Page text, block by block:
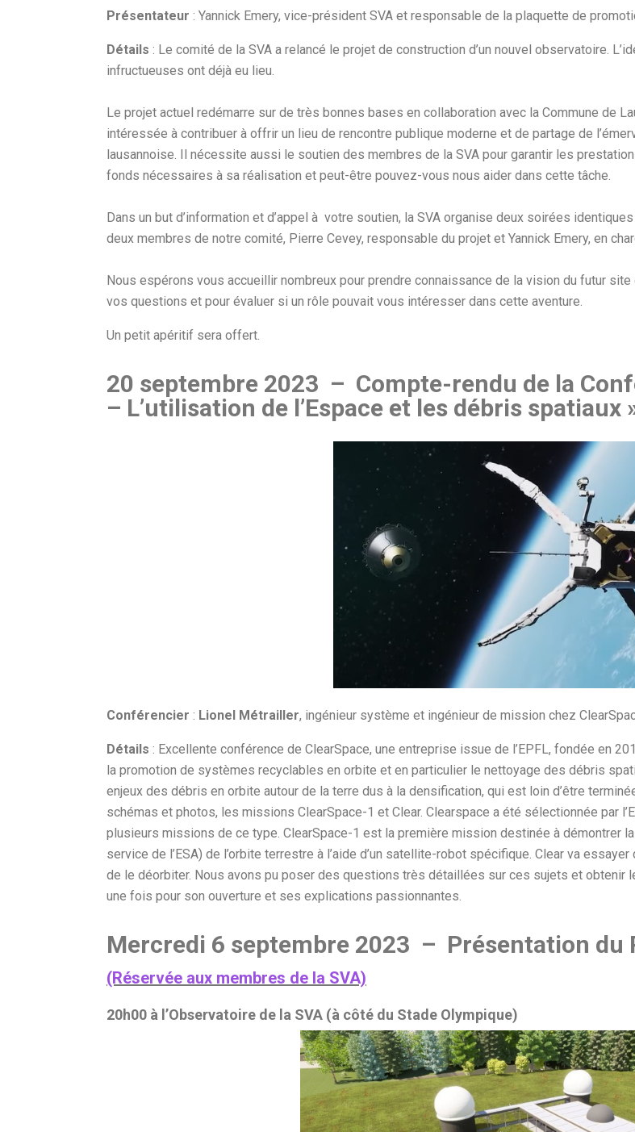
Présentateur : Yannick Emery, vice-président SVA et responsable de la plaquette de
Détails : Le comité de la SVA a relancé le projet de construction d’un nouvel observatoire.
infructueuses ont déjà eu lieu.
Le projet actuel redémarre sur de très bonnes bases en collaboration avec la Commune de
intéressée à contribuer à offrir un lieu de rencontre publique moderne et de partage de
lausannoise. Il nécessite aussi le soutien des membres de la SVA pour garantir les
fonds nécessaires à sa réalisation et peut-être pouvez-vous nous aider dans cette tâche.
Dans un but d’information et d’appel à votre soutien, la SVA organise deux soirées
deux membres de notre comité, Pierre Cevey, responsable du projet et Yannick Emery, en
Nous espérons vous accueillir nombreux pour prendre connaissance de la vision du futur
vos questions et pour évaluer si un rôle pouvait vous intéresser dans cette aventure.
Un petit apéritif sera offert.
20 septembre 2023 – Compte-rendu de la
– L’utilisation de l’Espace et les débris spatiaux
Conférencier : Lionel Métrailler, ingénieur système et ingénieur de mission chez
Détails : Excellente conférence de ClearSpace, une entreprise issue de l’EPFL, fondée en
la promotion de systèmes recyclables en orbite et en particulier le nettoyage des débris
enjeux des débris en orbite autour de la terre dus à la densification, qui est loin d’être
schémas et photos, les missions ClearSpace-1 et Clear. Clearspace a été sélectionnée par
plusieurs missions de ce type. ClearSpace-1 est la première mission destinée à démontrer
service de l’ESA) de l’orbite terrestre à l’aide d’un satellite-robot spécifique. Clear va
de le déorbiter. Nous avons pu poser des questions très détaillées sur ces sujets et obtenir
une fois pour son ouverture et ses explications passionnantes.
Mercredi 6 septembre 2023 – Présentation du
(Réservée aux membres de la SVA)
20h00 à l’Observatoire de la SVA (à côté du Stade Olympique)